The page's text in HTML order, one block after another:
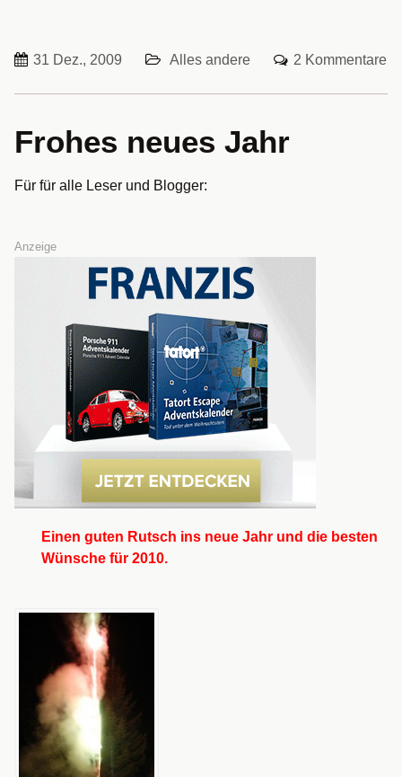
31 Dez., 2009 Alles andere 2 Kommentare
Frohes neues Jahr
Für für alle Leser und Blogger:
Anzeige
Einen guten Rutsch ins neue Jahr und die besten
Wünsche für 2010.